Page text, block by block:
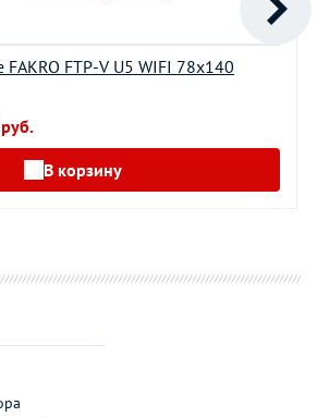
FTP-V U5 WIFI 78х140
руб.
В корзину